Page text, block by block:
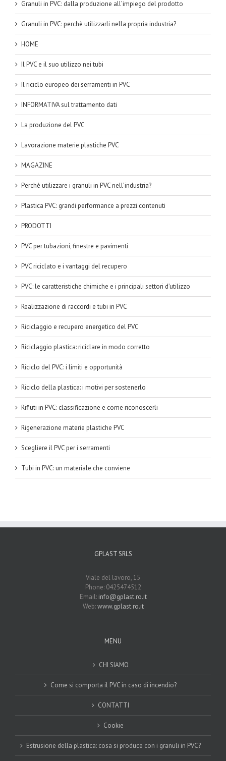
Granuli in PVC: dalla produzione all’impiego del prodotto
Granuli in PVC: perchè utilizzarli nella propria industria?
HOME
Il PVC e il suo utilizzo nei tubi
Il riciclo europeo dei serramenti in PVC
INFORMATIVA sul trattamento dati
La produzione del PVC
Lavorazione materie plastiche PVC
MAGAZINE
Perchè utilizzare i granuli in PVC nell’industria?
Plastica PVC: grandi performance a prezzi contenuti
PRODOTTI
PVC per tubazioni, finestre e pavimenti
PVC riciclato e i vantaggi del recupero
PVC: le caratteristiche chimiche e i principali settori d’utilizzo
Realizzazione di raccordi e tubi in PVC
Riciclaggio e recupero energetico del PVC
Riciclaggio plastica: riciclare in modo corretto
Riciclo del PVC: i limiti e opportunità
Riciclo della plastica: i motivi per sostenerlo
Rifiuti in PVC: classificazione e come riconoscerli
Rigenerazione materie plastiche PVC
Scegliere il PVC per i serramenti
Tubi in PVC: un materiale che conviene
GPLAST SRLS
Viale del lavoro, 15
Phone: 0425474512
Email: info@gplast.ro.it
Web:www.gplast.ro.it
MENU
CHI SIAMO
Come si comporta il PVC in caso di incendio?
CONTATTI
Cookie
Estrusione della plastica: cosa si produce con i granuli in PVC?